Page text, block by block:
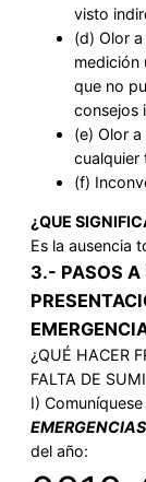
visto
(d) Olor
medición
que no
consejos
(e) Olor
cualquier
(f)
¿QUE
Es la ausencia
3.- PASOS A
¿QUÉ HACER
FALTA DE
I)
EMERGENCIAS
del año: